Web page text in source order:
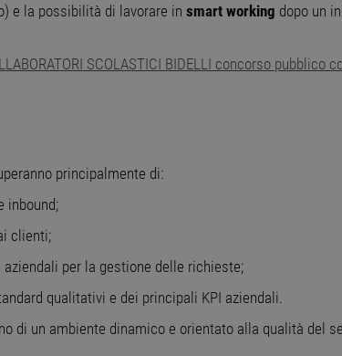
e la possibilità di lavorare in smart working dopo un
SCOLASTICI BIDELLI concorso pubblico
principalmente di:
inbound;
clienti;
per la gestione delle richieste;
qualitativi e dei principali KPI aziendali.
di un ambiente dinamico e orientato alla qualità del